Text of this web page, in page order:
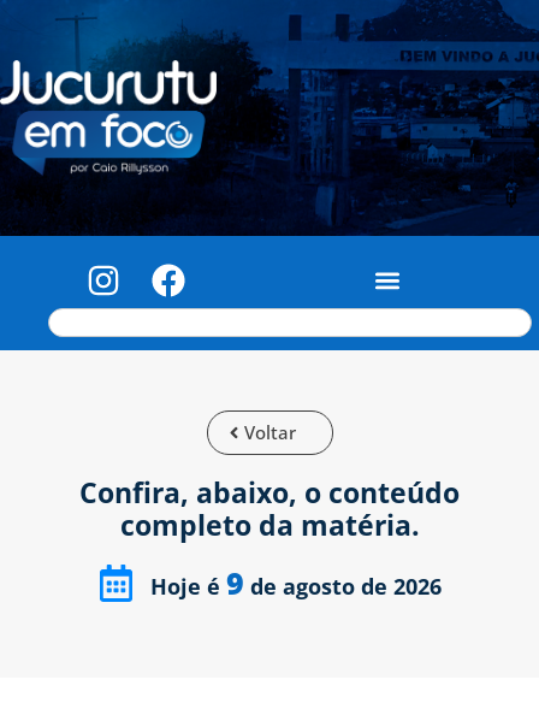
Voltar
Confira, abaixo, o conteúdo
completo da matéria.
Hoje é 9 de agosto de 2026